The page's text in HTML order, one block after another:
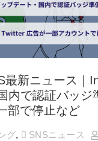
最新ニュース｜
内で認証バッジ
部で停止など
グ, SNSニュース